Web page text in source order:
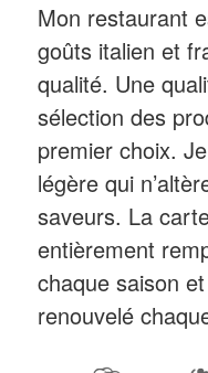
Mon restaurant
goûts italien et
qualité. Une
sélection des
premier choix.
légère qui
saveurs. La
entièrement
chaque saison
renouvelé